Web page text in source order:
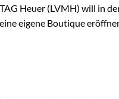
TAG Heuer (LVMH) will in
eine eigene Boutique